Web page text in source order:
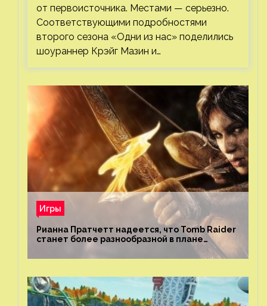
от первоисточника. Местами — серьезно.
Соответствующими подробностями
второго сезона «Одни из нас» поделились
шоураннер Крэйг Мазин и…
Игры
Рианна Пратчетт надеется, что Tomb Raider
станет более разнообразной в плане
репрезентации